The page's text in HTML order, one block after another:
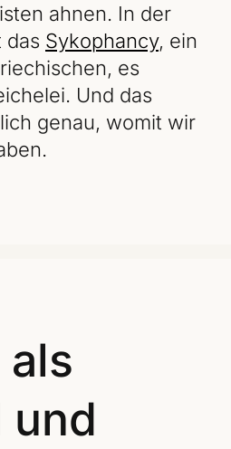
ahnen. In der
das Sykophancy, ein
es
Und das
genau, womit wir
als
und